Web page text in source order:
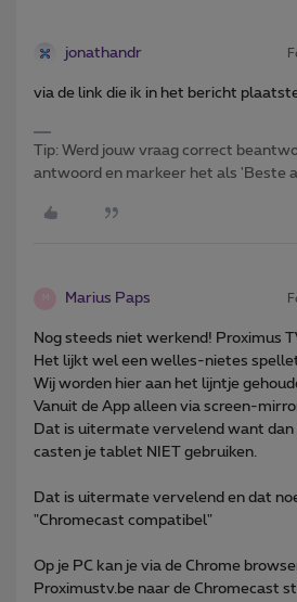
jonathandr
via de link die ik in het bericht
Tip: Werd jouw vraag correct
antwoord en markeer het als 'Beste
Marius Paps
Nog steeds niet werkend! Proximus
Het lijkt wel een welles-nietes
Wij worden hier aan het lijntje
Vanuit de App alleen via screen-
Dat is uitermate vervelend want dan
casten je tablet NIET gebruiken.
Dat is uitermate vervelend en dat
"Chromecast compatibel"
Op je PC kan je via de Chrome
Proximustv.be naar de Chromecast